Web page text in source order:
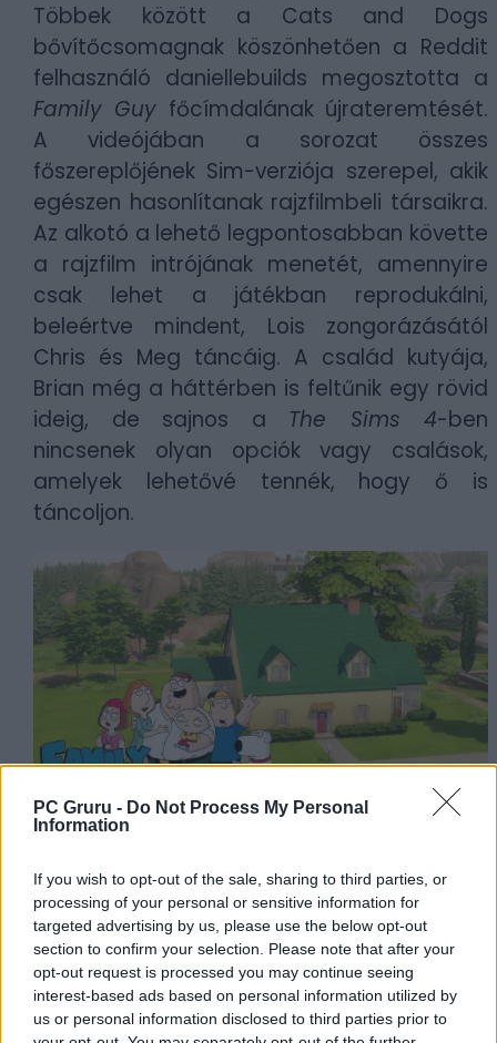
PC Gruru - Do Not Process My Personal
Information
If you wish to opt-out of the sale, sharing to third parties, or
processing of your personal or sensitive information for
targeted advertising by us, please use the below opt-out
section to confirm your selection. Please note that after your
opt-out request is processed you may continue seeing
interest-based ads based on personal information utilized by
us or personal information disclosed to third parties prior to
Többek között a Cats and Dogs
bővítőcsomagnak köszönhetően a Reddit
felhasználó daniellebuilds megosztotta a
Family Guy főcímdalának újrateremtését.
A videójában a sorozat összes
főszereplőjének Sim-verziója szerepel, akik
egészen hasonlítanak rajzfilmbeli társaikra.
Az alkotó a lehető legpontosabban követte
a rajzfilm intrójának menetét, amennyire
csak lehet a játékban reprodukálni,
beleértve mindent, Lois zongorázásától
Chris és Meg táncáig. A család kutyája,
Brian még a háttérben is feltűnik egy rövid
ideig, de sajnos a The Sims 4-ben
nincsenek olyan opciók vagy csalások,
amelyek lehetővé tennék, hogy ő is
táncoljon.
Dátum:2022.02.08 20:30
Csapd be az AI-t! Állítsd be itt, hogy a PC
Guru tartalmairól véletlenül se maradj le
a Google-ben.